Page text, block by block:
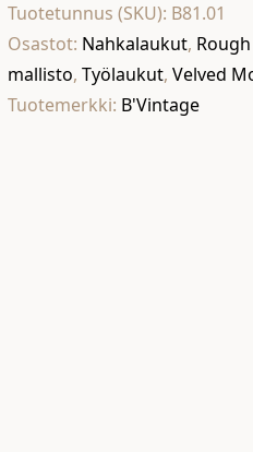
Tuotetunnus (SKU): B81.01
Osastot: Nahkalaukut,
mallisto,Työlaukut,Velved
Tuotemerkki: B'Vintage